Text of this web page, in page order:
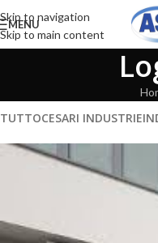
Skip to navigation
Skip to main content
MENU
TUTTOCESARI INDUSTRIE